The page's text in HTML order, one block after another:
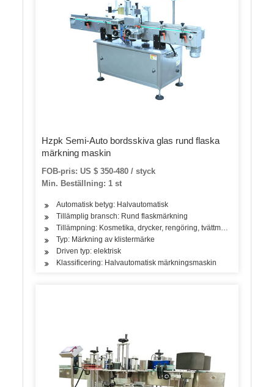
Hzpk Semi-Auto bordsskiva glas rund flaska
märkning maskin
FOB-pris: US $ 350-480 / styck
Min. Beställning: 1 st
Automatisk betyg: Halvautomatisk
Tillämplig bransch: Rund flaskmärkning
Tillämpning: Kosmetika, drycker, rengöring, tvättmedel,
Typ: Märkning av klistermärke
Driven typ: elektrisk
Klassificering: Halvautomatisk märkningsmaskin